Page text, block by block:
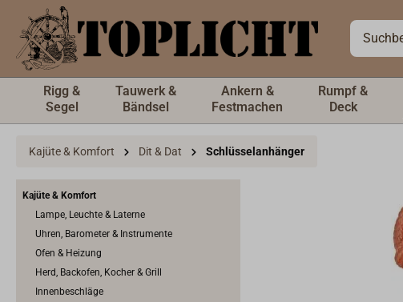
springen
Rigg &
Segel
Tauwerk &
Bändsel
Ankern &
Festmachen
Rumpf &
Deck
Kajüte & Komfort Dit & Dat Schlüsselanhänger
Kajüte & Komfort
Lampe, Leuchte & Laterne
Uhren, Barometer & Instrumente
Ofen & Heizung
Herd, Backofen, Kocher & Grill
Innenbeschläge